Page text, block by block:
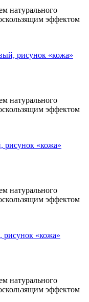
натурального
эффектом
рисунок «кожа»
натурального
эффектом
рисунок «кожа»
натурального
эффектом
«кожа»
натурального
эффектом